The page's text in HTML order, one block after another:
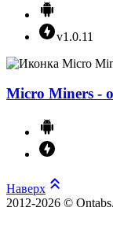
v1.0.11
Micro Miners -
Наверх
2012-2026 ©